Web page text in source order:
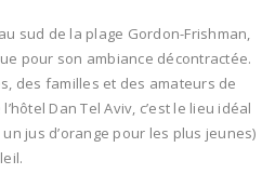
sud de la plage Gordon-Frishman,
pour son ambiance décontractée.
des familles et des amateurs de
Dan Tel Aviv, c’est le lieu idéal
jus d’orange pour les plus jeunes)